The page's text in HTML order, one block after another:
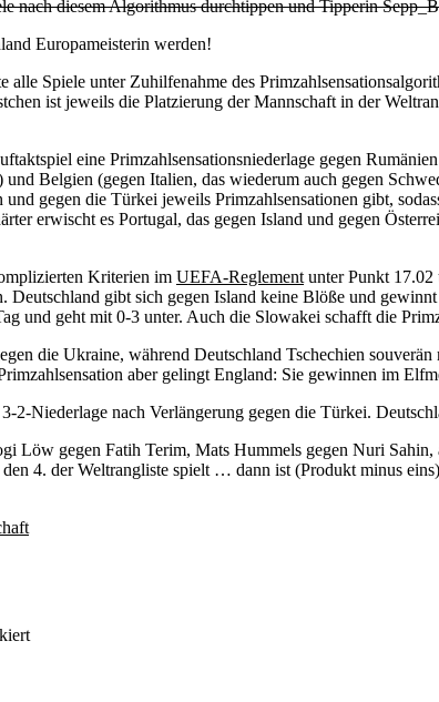
diesem Algorithmus durchtippen und Tipperin
Europameisterin werden!
Spiele unter Zuhilfenahme des
ist jeweils die Platzierung der Mannschaft in der
eine Primzahlsensationsniederlage gegen
Belgien (gegen Italien, das wiederum auch gegen
gegen die Türkei jeweils Primzahlsensationen gibt,
erwischt es Portugal, das gegen Island und gegen
Kriterien im UEFA-Reglement unter Punkt
Deutschland gibt sich gegen Island keine Blöße und
und geht mit 0-3 unter. Auch die Slowakei schafft die
die Ukraine, während Deutschland Tschechien
aber gelingt England: Sie gewinnen im
Niederlage nach Verlängerung gegen die Türkei.
Löw gegen Fatih Terim, Mats Hummels gegen Nuri
4. der Weltrangliste spielt … dann ist (Produkt minus